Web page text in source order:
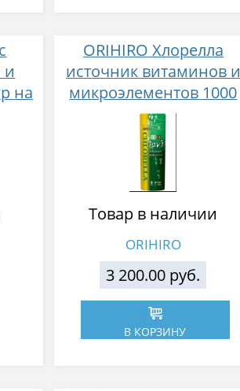
и
на
ORIHIRO Хлорелла
источник витаминов и
микроэлементов 1000
таблеток
Товар в наличии
ORIHIRO
3 200.00 руб.
В КОРЗИНУ